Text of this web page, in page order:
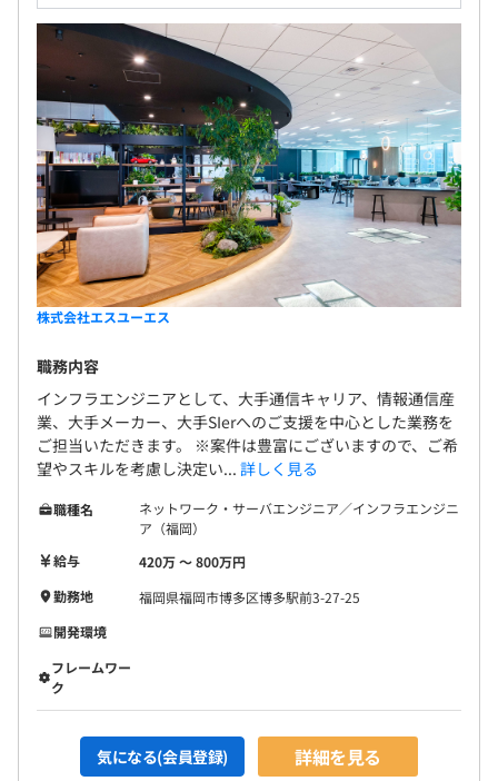
株式会社エスユーエス
職務内容
インフラエンジニアとして、大手通信キャリア、情報通信産
業、大手メーカー、大手SIerへのご支援を中心とした業務を
ご担当いただきます。 ※案件は豊富にございますので、ご希
望やスキルを考慮し決定い... 詳しく見る
職種名
ネットワーク・サーバエンジニア／インフラエンジニ
ア（福岡）
給与
420万 〜 800万円
勤務地
福岡県福岡市博多区博多駅前3-27-25
開発環境
フレームワー
ク
気になる(会員登録) 詳細を見る